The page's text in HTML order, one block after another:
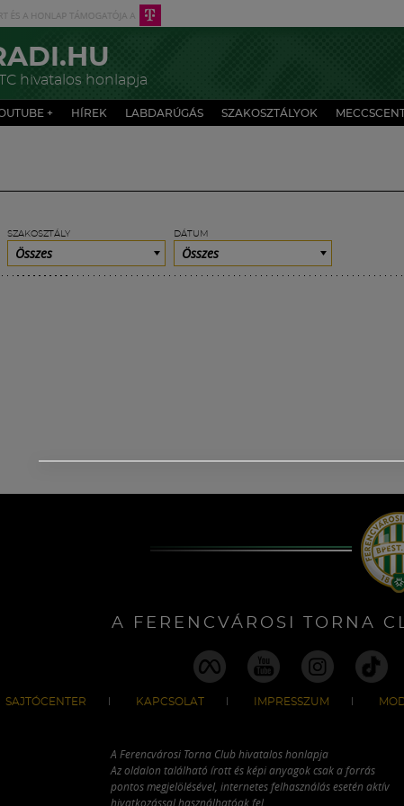
hivatalos honlapja
+ HÍREK LABDARÚGÁS SZAKOSZTÁLYOK
SZAKOSZTÁLY
Összes
DÁTUM
Összes
A FERENCVÁROSI TORNA
SAJTÓCENTER KAPCSOLAT IMPRESSZUM
A Ferencvárosi Torna Club hivatalos honlapja
Az oldalon található írott és képi anyagok csak a forrás
pontos megjelölésével, internetes felhasználás esetén aktív
hivatkozással használhatóak fel.